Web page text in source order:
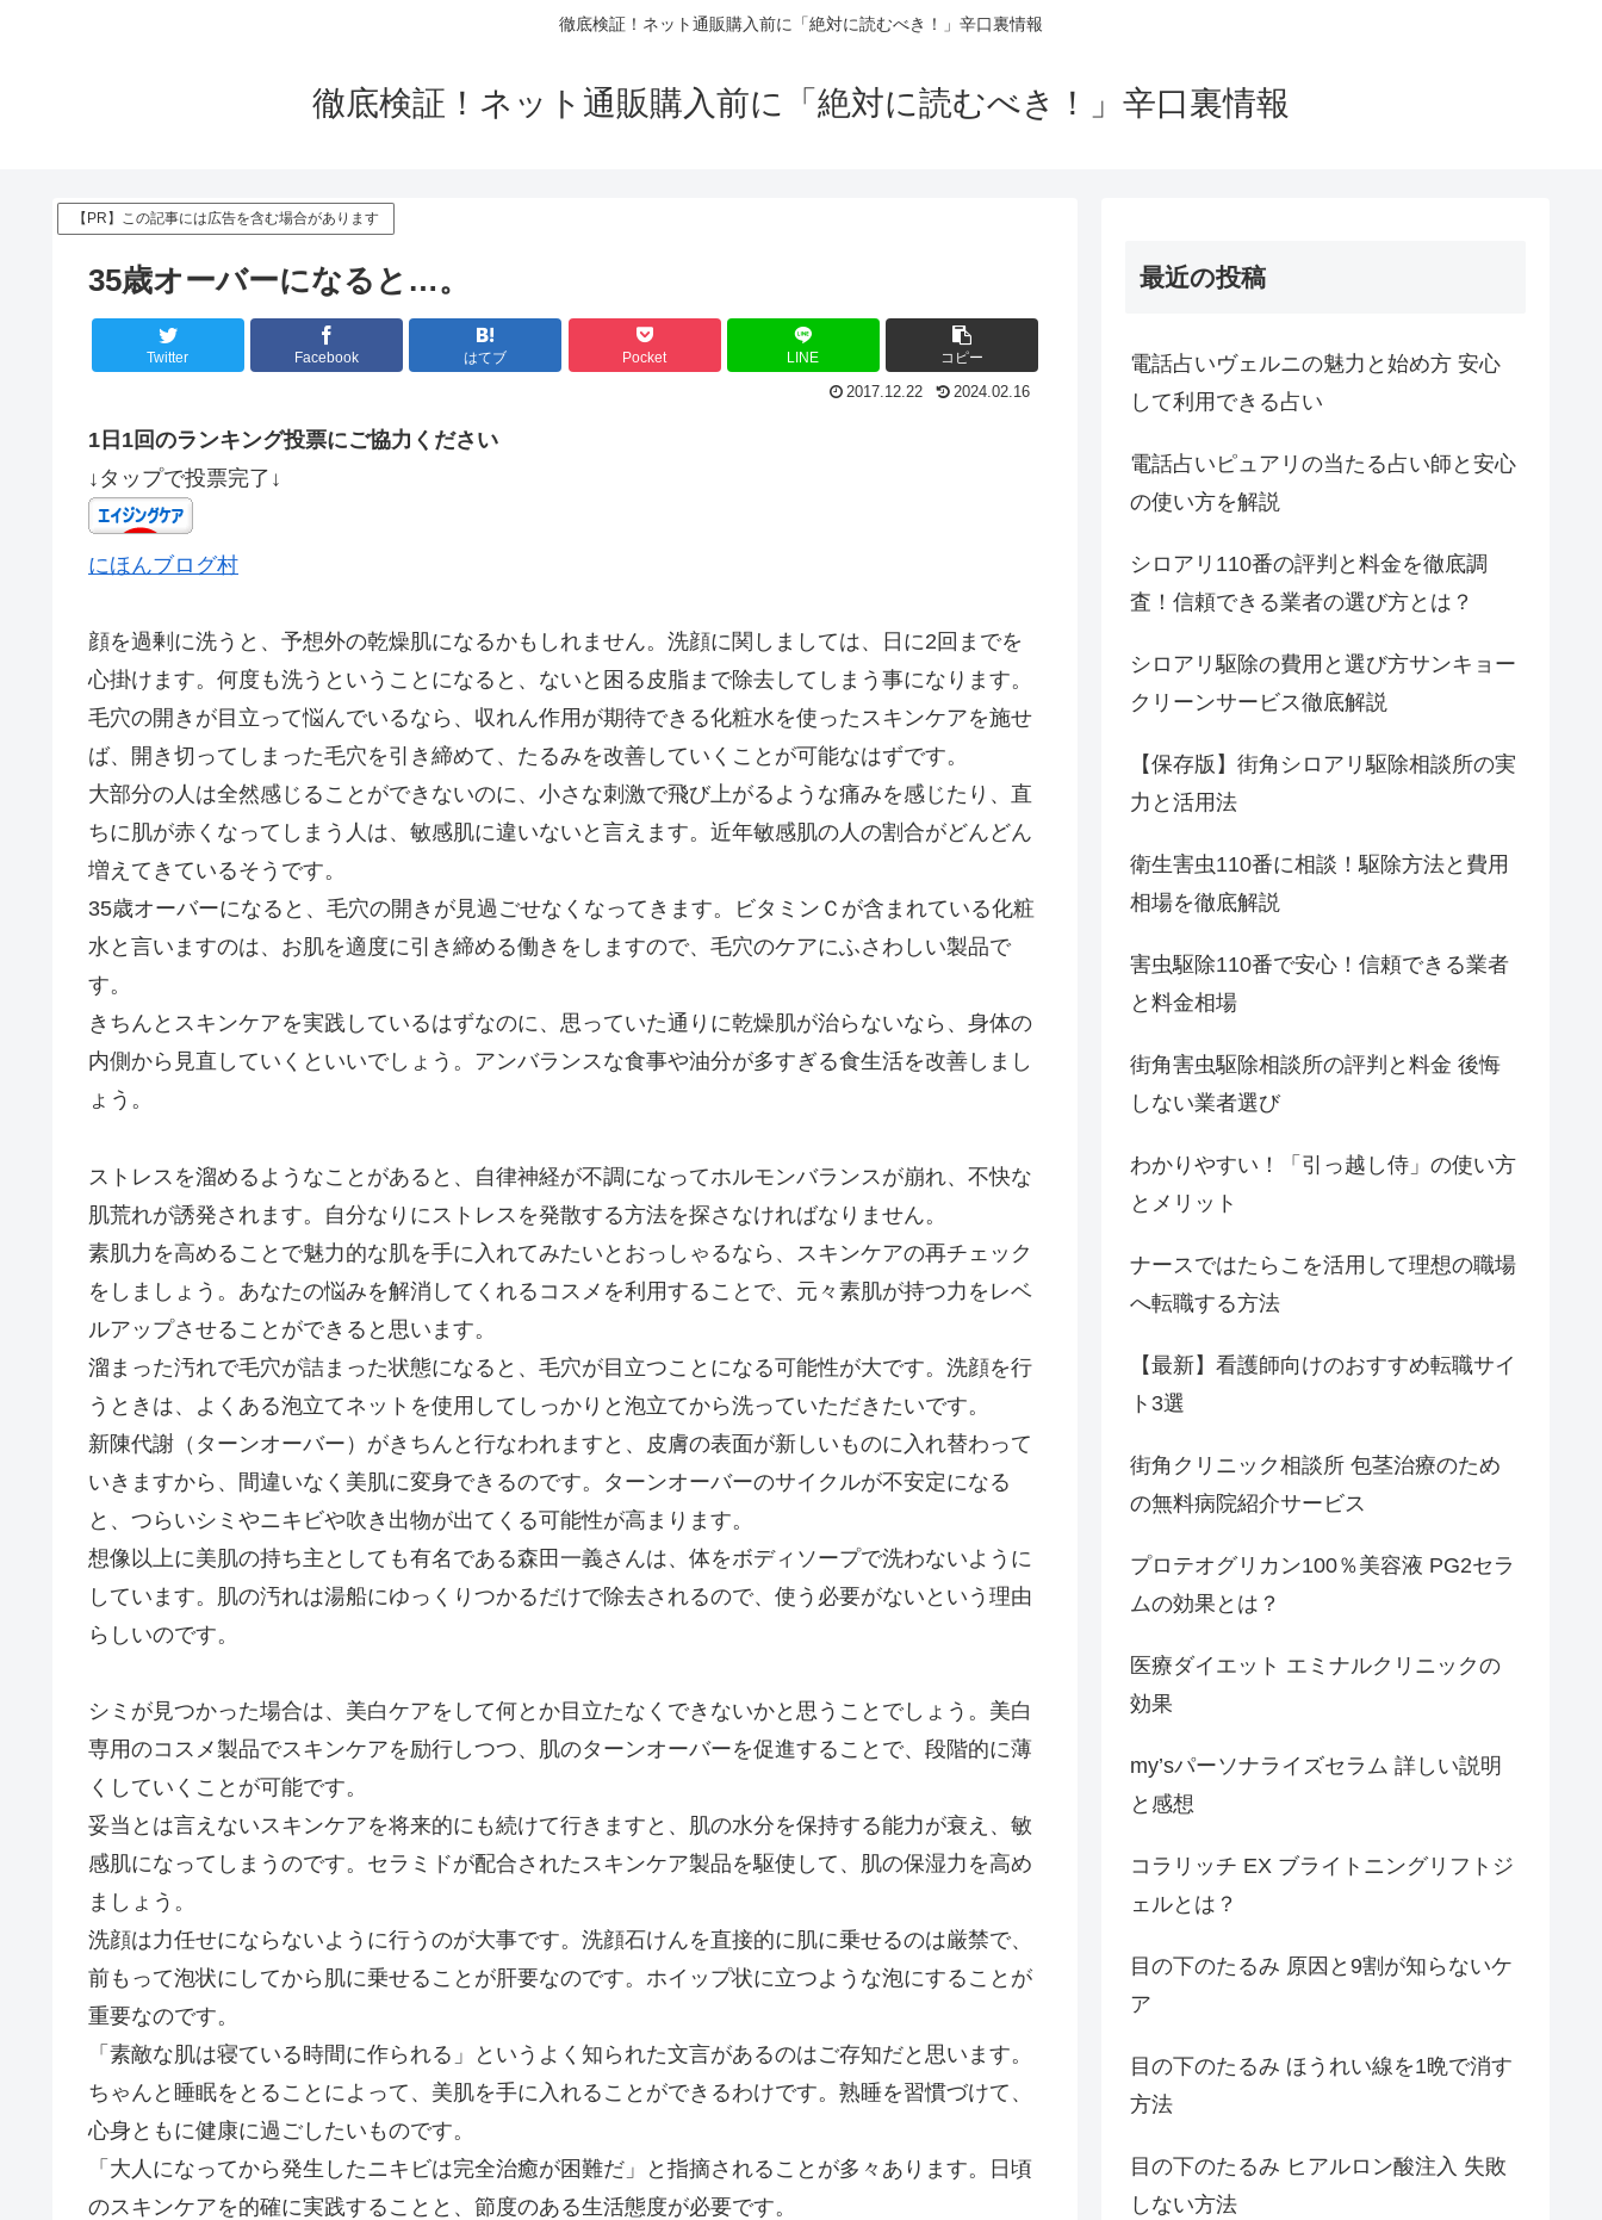
徹底検証！ネット通販購入前に「絶対に読むべき！」辛口裏情報
徹底検証！ネット通販購入前に「絶対に読むべき！」辛口裏情報
【PR】この記事には広告を含む場合があります
35歳オーバーになると…。
Twitter Facebook はてブ Pocket LINE コピー
2017.12.22 2024.02.16
1日1回のランキング投票にご協力ください
↓タップで投票完了↓
にほんブログ村
顔を過剰に洗うと、予想外の乾燥肌になるかもしれません。洗顔に関しましては、日に2回までを
心掛けます。何度も洗うということになると、ないと困る皮脂まで除去してしまう事になります。
毛穴の開きが目立って悩んでいるなら、収れん作用が期待できる化粧水を使ったスキンケアを施せ
ば、開き切ってしまった毛穴を引き締めて、たるみを改善していくことが可能なはずです。
大部分の人は全然感じることができないのに、小さな刺激で飛び上がるような痛みを感じたり、直
ちに肌が赤くなってしまう人は、敏感肌に違いないと言えます。近年敏感肌の人の割合がどんどん
増えてきているそうです。
35歳オーバーになると、毛穴の開きが見過ごせなくなってきます。ビタミンＣが含まれている化粧
水と言いますのは、お肌を適度に引き締める働きをしますので、毛穴のケアにふさわしい製品で
す。
きちんとスキンケアを実践しているはずなのに、思っていた通りに乾燥肌が治らないなら、身体の
内側から見直していくといいでしょう。アンバランスな食事や油分が多すぎる食生活を改善しまし
ょう。
ストレスを溜めるようなことがあると、自律神経が不調になってホルモンバランスが崩れ、不快な
肌荒れが誘発されます。自分なりにストレスを発散する方法を探さなければなりません。
素肌力を高めることで魅力的な肌を手に入れてみたいとおっしゃるなら、スキンケアの再チェック
をしましょう。あなたの悩みを解消してくれるコスメを利用することで、元々素肌が持つ力をレベ
ルアップさせることができると思います。
溜まった汚れで毛穴が詰まった状態になると、毛穴が目立つことになる可能性が大です。洗顔を行
うときは、よくある泡立てネットを使用してしっかりと泡立てから洗っていただきたいです。
新陳代謝（ターンオーバー）がきちんと行なわれますと、皮膚の表面が新しいものに入れ替わって
いきますから、間違いなく美肌に変身できるのです。ターンオーバーのサイクルが不安定になる
と、つらいシミやニキビや吹き出物が出てくる可能性が高まります。
想像以上に美肌の持ち主としても有名である森田一義さんは、体をボディソープで洗わないように
しています。肌の汚れは湯船にゆっくりつかるだけで除去されるので、使う必要がないという理由
らしいのです。
シミが見つかった場合は、美白ケアをして何とか目立たなくできないかと思うことでしょう。美白
専用のコスメ製品でスキンケアを励行しつつ、肌のターンオーバーを促進することで、段階的に薄
くしていくことが可能です。
妥当とは言えないスキンケアを将来的にも続けて行きますと、肌の水分を保持する能力が衰え、敏
感肌になってしまうのです。セラミドが配合されたスキンケア製品を駆使して、肌の保湿力を高め
ましょう。
洗顔は力任せにならないように行うのが大事です。洗顔石けんを直接的に肌に乗せるのは厳禁で、
前もって泡状にしてから肌に乗せることが肝要なのです。ホイップ状に立つような泡にすることが
重要なのです。
「素敵な肌は寝ている時間に作られる」というよく知られた文言があるのはご存知だと思います。
ちゃんと睡眠をとることによって、美肌を手に入れることができるわけです。熟睡を習慣づけて、
心身ともに健康に過ごしたいものです。
「大人になってから発生したニキビは完全治癒が困難だ」と指摘されることが多々あります。日頃
のスキンケアを的確に実践することと、節度のある生活態度が必要です。
最近の投稿
電話占いヴェルニの魅力と始め方 安心
して利用できる占い
電話占いピュアリの当たる占い師と安心
の使い方を解説
シロアリ110番の評判と料金を徹底調
査！信頼できる業者の選び方とは？
シロアリ駆除の費用と選び方サンキョー
クリーンサービス徹底解説
【保存版】街角シロアリ駆除相談所の実
力と活用法
衛生害虫110番に相談！駆除方法と費用
相場を徹底解説
害虫駆除110番で安心！信頼できる業者
と料金相場
街角害虫駆除相談所の評判と料金 後悔
しない業者選び
わかりやすい！「引っ越し侍」の使い方
とメリット
ナースではたらこを活用して理想の職場
へ転職する方法
【最新】看護師向けのおすすめ転職サイ
ト3選
街角クリニック相談所 包茎治療のため
の無料病院紹介サービス
プロテオグリカン100％美容液 PG2セラ
ムの効果とは？
医療ダイエット エミナルクリニックの
効果
my’sパーソナライズセラム 詳しい説明
と感想
コラリッチ EX ブライトニングリフトジ
ェルとは？
目の下のたるみ 原因と9割が知らないケ
ア
目の下のたるみ ほうれい線を1晩で消す
方法
目の下のたるみ ヒアルロン酸注入 失敗
しない方法